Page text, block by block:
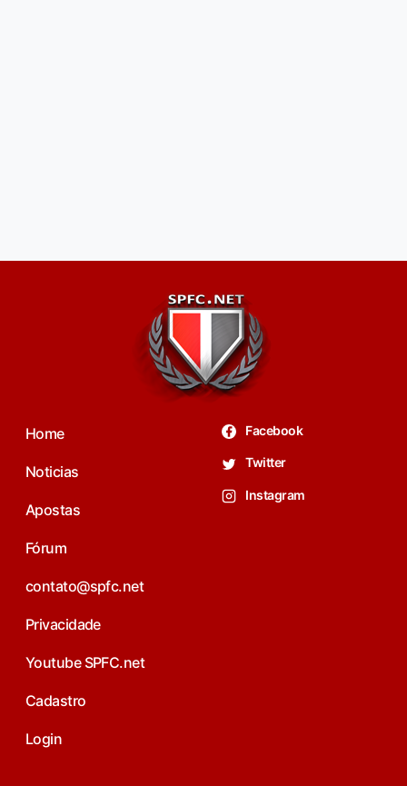
Home
Noticias
Apostas
Fórum
contato@spfc.net
Privacidade
Youtube SPFC.net
Cadastro
Login
Facebook
Twitter
Instagram